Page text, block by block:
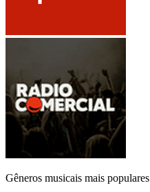
Gêneros musicais mais populares